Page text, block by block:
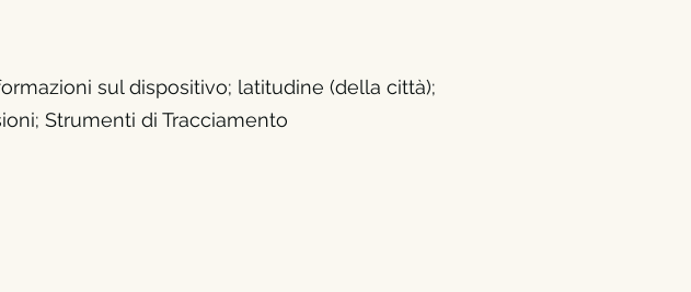
sul dispositivo; latitudine (della città);
Strumenti di Tracciamento